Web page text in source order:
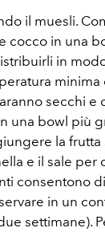
il muesli.
cocco in una
in
secchi e
una bowl più
la frutta
e il sale
consentono
in un
settimane).